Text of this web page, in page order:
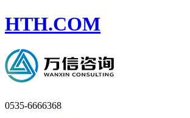
HTH.COM
0535-6666368